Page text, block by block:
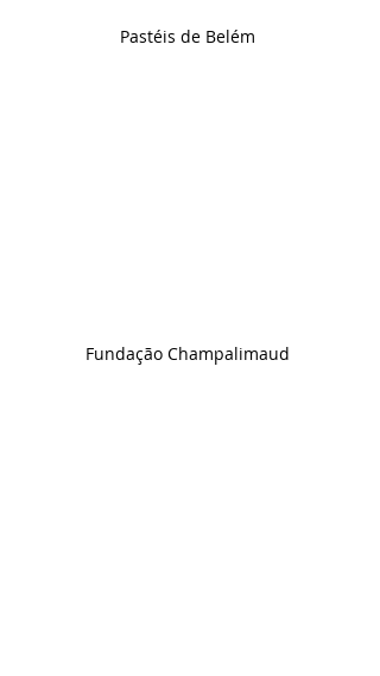
Pastéis de Belém
Fundação Champalimaud